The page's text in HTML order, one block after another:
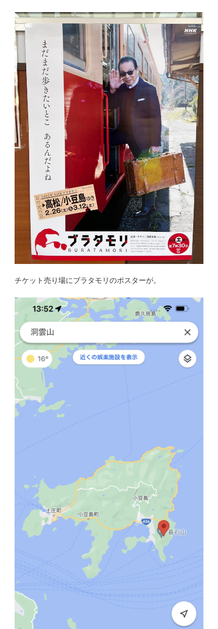
チケット売り場にブラタモリのポスターが。